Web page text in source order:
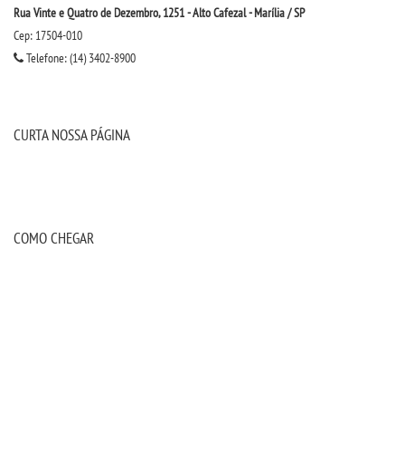
UNIESP NEWS
LOGIN
PORTAL DE ALUNOS
Rua Vinte e Quatro de Dezembro, 1251 - Alto Cafezal - Marília / SP
Cep: 17504-010
Telefone: (14) 3402-8900
CURTA NOSSA PÁGINA
COMO CHEGAR